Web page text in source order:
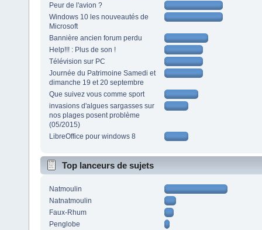
Peur de l'avion ?
Windows 10 les nouveautés de
Microsoft
Bannière ancien forum perdu
Help!!! : Plus de son !
Télévision sur PC
Journée du Patrimoine Samedi et
dimanche 19 et 20 septembre
Que suivez vous comme sport
invasions d'algues sargasses sur
nos plages posent problème
(05/2015)
LibreOffice pour windows 8
Top lanceurs de sujets
Natmoulin
Natnatmoulin
Faux-Rhum
Penglobe